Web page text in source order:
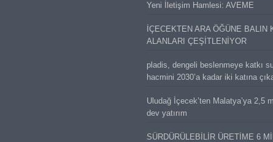
Yeni İletişim Hamlesi: AVEME
İÇECEKTEN ARA ÖĞÜNE BALIN
ALANLARI ÇEŞİTLENİYOR
pladis, dengeli beslenmeye katkı
hacmini 2030’a kadar iki katına
Uludağ İçecek’ten Malatya’ya 2,5
dev yatırım
SÜRDÜRÜLEBİLİR ÜRETİME 6